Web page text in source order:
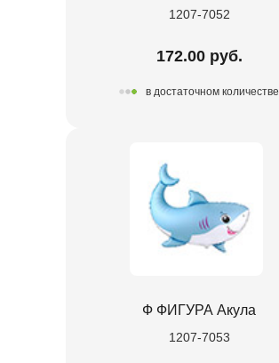
1207-7052
172.00 руб.
в достаточном количестве
Ф ФИГУРА Акула
1207-7053